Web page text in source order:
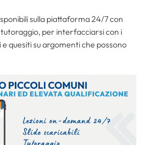
sulla piattaforma 24/7 con
tutoraggio, per interfacciarsi con i
quesiti su argomenti che possono